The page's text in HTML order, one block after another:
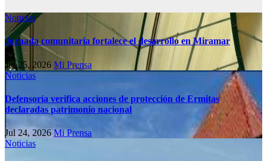
Noticias
Jornada comunitaria fortalece el desarrollo en Miramar
Jul 25, 2026 Mi Prensa
Noticias
Defensoría verifica acciones de protección de Ermitas
declaradas patrimonio nacional
Jul 24, 2026Mi Prensa
Noticias